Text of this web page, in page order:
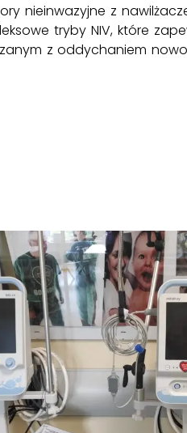
nieinwazyjne z
tryby NIV, które
z oddychaniem